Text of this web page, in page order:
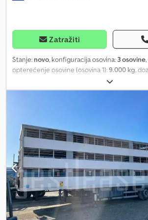
izbegle pogrešne predstave o stanju i
Pregledi i provere su moguće u svako doba
i izričito su poželjni.
Zatražiti
Stanje: novo, konfiguracija osovina: 3 osovine
opterećenje osovine (osovina 1):9.000 kg,
opterećenje osovine (osovina 2):9.000 kg
opterećenje osovine (osovina 3):9.000 kg,
, Zadnja osovina 1:
dozvoljeno opterećenje osovine: 9000 kg
Akaeha Zadnja osovina 2: Maks. dozvoljeno
9000 kg Zadnja osovina 3: Maks. dozvoljeno
9000 kg Prazna masa: 12.920 kg Nosivost:
ukupna masa: 39.000 kg Opšte stanje:
stanje: veoma dobro Vizuelno stanje: veoma